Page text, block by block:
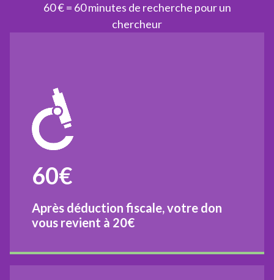
60 € = 60 minutes de recherche pour un
chercheur
60€
Après déduction fiscale, votre don
vous revient à 20€